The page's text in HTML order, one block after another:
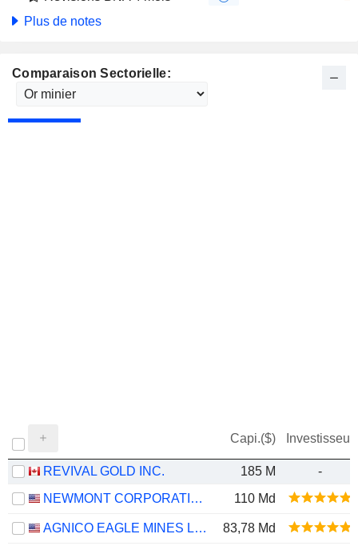
Plus de notes
Comparaison Sectorielle:
Capi.($) Investisseur
REVIVAL GOLD INC. 185 M
-
NEWMONT CORPORATION
110 Md
AGNICO EAGLE MINES LIMITED 83,78 Md